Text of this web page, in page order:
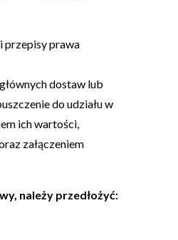
przepisy prawa
dostaw lub
do udziału w
ich wartości,
załączeniem
należy przedłożyć: